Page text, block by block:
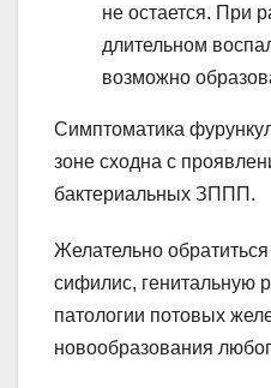
не остается. При
длительном
возможно
Симптоматика
зоне сходна с
бактериальных ЗППП.
Желательно
сифилис, генитальную
патологии потовых
новообразования